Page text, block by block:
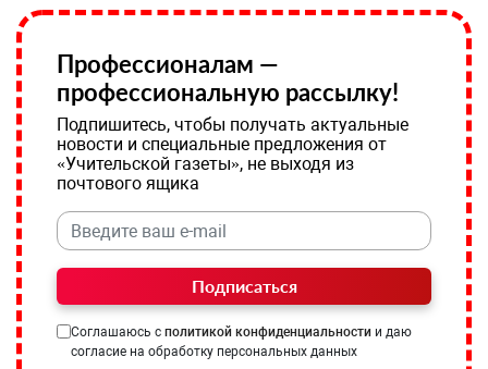
Профессионалам —
профессиональную рассылку!
Подпишитесь, чтобы получать актуальные
новости и специальные предложения от
«Учительской газеты», не выходя из
почтового ящика
Подписаться
Соглашаюсь с политикой конфиденциальности и даю
согласие на обработку персональных данных